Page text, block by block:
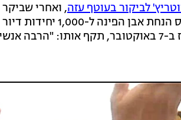
לביקור בעוטף עזה, ואחרי שביקר
השלושה כדי לנאום
רוני אשל שנפלה בנחל עוז ב-7 באוקטובר,